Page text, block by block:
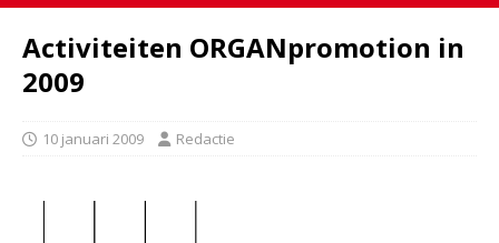
Activiteiten ORGANpromotion in
2009
10 januari 2009 Redactie